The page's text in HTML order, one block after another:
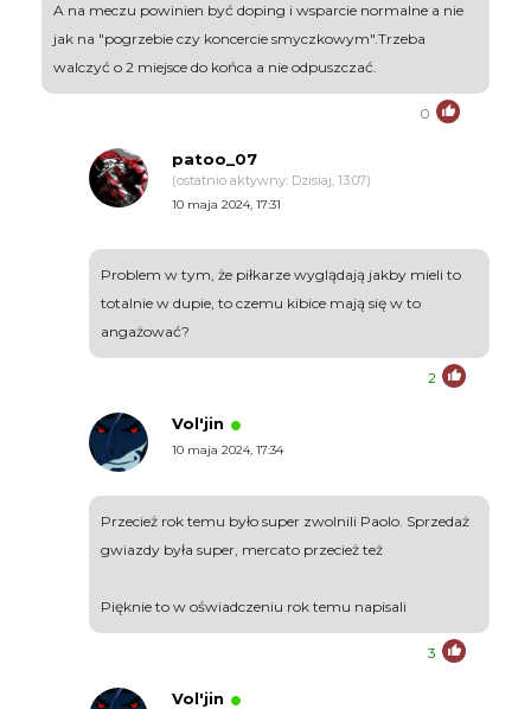
A na meczu powinien być doping i wsparcie normalne a nie
jak na "pogrzebie czy koncercie smyczkowym".Trzeba
walczyć o 2 miejsce do końca a nie odpuszczać.
0
patoo_07
(ostatnio aktywny: Dzisiaj, 13:07)
10 maja 2024, 17:31
Problem w tym, że piłkarze wyglądają jakby mieli to
totalnie w dupie, to czemu kibice mają się w to
angażować?
2
Vol'jin
10 maja 2024, 17:34
Przecież rok temu było super zwolnili Paolo. Sprzedaż
gwiazdy była super, mercato przecież też
Pięknie to w oświadczeniu rok temu napisali
3
Vol'jin